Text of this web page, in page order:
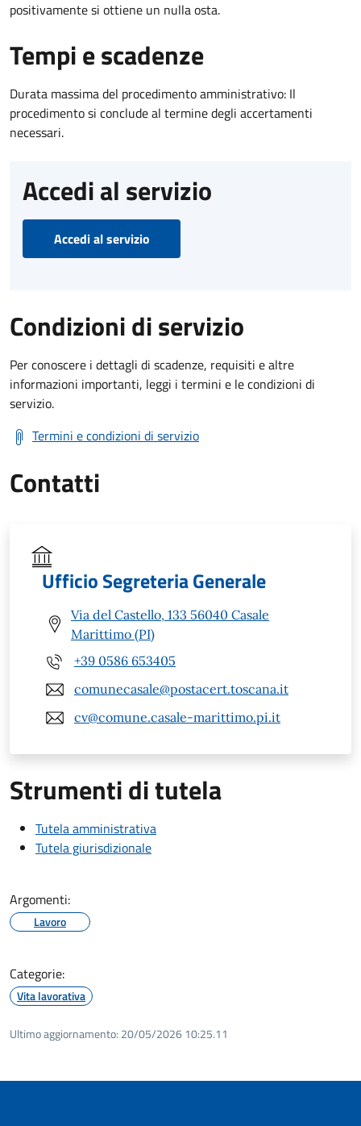
positivamente si ottiene un nulla osta.
Tempi e scadenze
Durata massima del procedimento amministrativo: Il
procedimento si conclude al termine degli accertamenti
necessari.
Accedi al servizio
Accedi al servizio
Condizioni di servizio
Per conoscere i dettagli di scadenze, requisiti e altre
informazioni importanti, leggi i termini e le condizioni di
servizio.
Termini e condizioni di servizio
Contatti
Ufficio Segreteria Generale
Via del Castello, 133 56040 Casale
Marittimo (PI)
+39 0586 653405
comunecasale@postacert.toscana.it
cv@comune.casale-marittimo.pi.it
Strumenti di tutela
Tutela amministrativa
Tutela giurisdizionale
Argomenti:
Lavoro
Categorie:
Vita lavorativa
Ultimo aggiornamento: 20/05/2026 10:25.11